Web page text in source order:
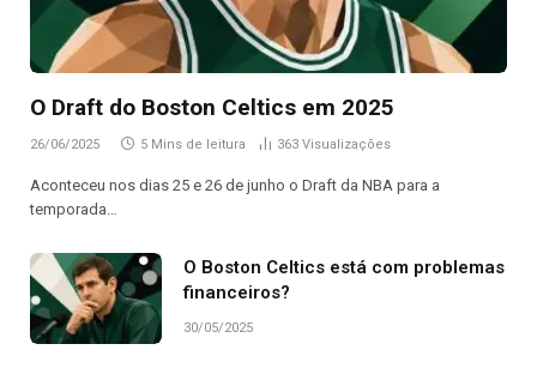
O Draft do Boston Celtics em 2025
26/06/2025 5 Mins de leitura 363 Visualizações
Aconteceu nos dias 25 e 26 de junho o Draft da NBA para a
temporada…
O Boston Celtics está com problemas
financeiros?
30/05/2025